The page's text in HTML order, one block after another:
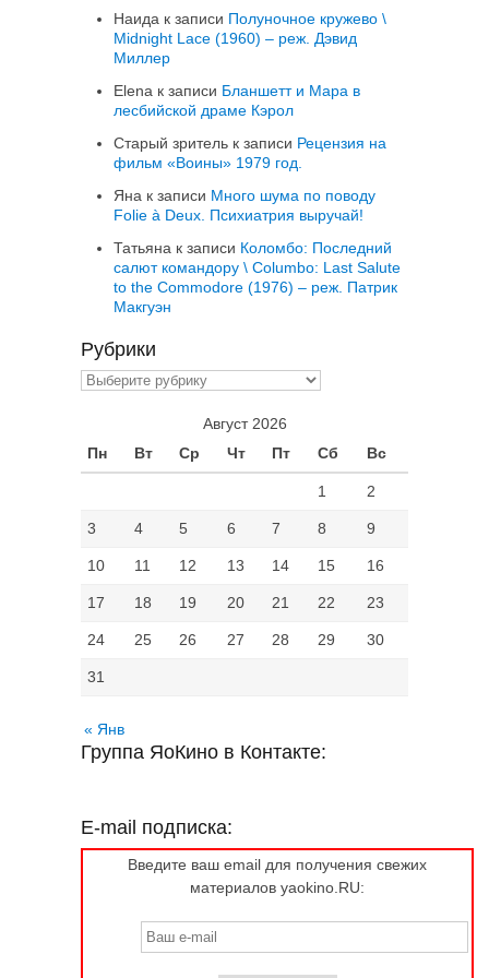
Наида к записи Полуночное кружево \
Midnight Lace (1960) – реж. Дэвид
Миллер
Elena к записи Бланшетт и Мара в
лесбийской драме Кэрол
Старый зритель к записи Рецензия на
фильм «Воины» 1979 год.
Яна к записи Много шума по поводу
Folie à Deux. Психиатрия выручай!
Татьяна к записи Коломбо: Последний
салют командору \ Columbo: Last Salute
to the Commodore (1976) – реж. Патрик
Макгуэн
Рубрики
Рубрики
Август 2026
Пн
Вт Ср Чт Пт Сб Вс
1 2
3 4 5 6 7 8 9
10 11 12 13 14 15 16
17 18 19 20 21 22 23
24 25 26 27 28 29 30
31
« Янв
Группа ЯоКино в Контакте:
E-mail подписка:
Введите ваш email для получения свежих
материалов yaokino.RU: